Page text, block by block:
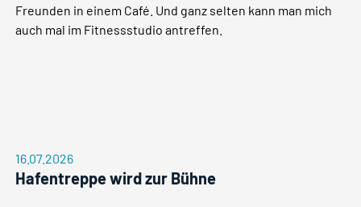
Freunden in einem Café. Und ganz selten kann man mich
auch mal im Fitnessstudio antreffen.
16.07.2026
Hafentreppe wird zur Bühne